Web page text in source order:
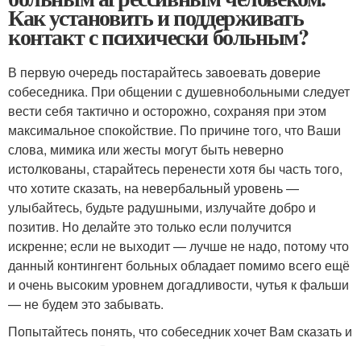
Как установить и поддерживать
контакт с психически больным?
В первую очередь постарайтесь завоевать доверие
собеседника. При общении с душевнобольными следует
вести себя тактично и осторожно, сохраняя при этом
максимальное спокойствие. По причине того, что Ваши
слова, мимика или жесты могут быть неверно
истолкованы, старайтесь перенести хотя бы часть того,
что хотите сказать, на невербальный уровень —
улыбайтесь, будьте радушными, излучайте добро и
позитив. Но делайте это только если получится
искренне; если не выходит — лучше не надо, потому что
данный контингент больных обладает помимо всего ещё
и очень высоким уровнем догадливости, чутья к фальши
— не будем это забывать.
Попытайтесь понять, что собеседник хочет Вам сказать и